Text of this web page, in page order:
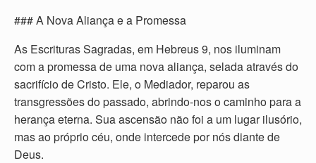
### A Nova Aliança e a Promessa
As Escrituras Sagradas, em Hebreus 9, nos iluminam
com a promessa de uma nova aliança, selada através do
sacrifício de Cristo. Ele, o Mediador, reparou as
transgressões do passado, abrindo-nos o caminho para a
herança eterna. Sua ascensão não foi a um lugar ilusório,
mas ao próprio céu, onde intercede por nós diante de
Deus.